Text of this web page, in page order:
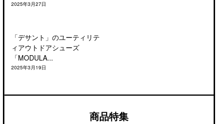
2025年3月27日
「デサント」のユーティリテ
ィアウトドアシューズ
「MODULA...
2025年3月19日
商品特集